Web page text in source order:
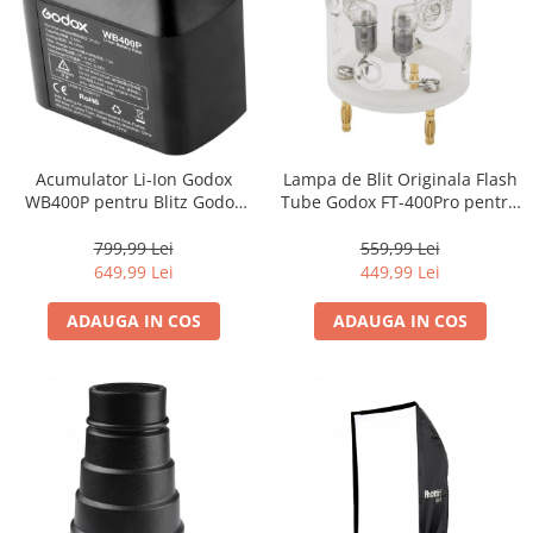
Camere Video Cinematice
Camere video de actiune
Accesorii camere video de actiune
Accesorii drone
Acumulatori camere video
Lampi video
Stabilizatoare (Gimbal) / Steady
Huse Protectie / Ploaie camere
Camere Video Cinematice
Camere Video Compacte
Acumulator Li-Ion Godox
WB400P pentru Blitz Godox
2600mAh
799,99 Lei
649,99 Lei
ADAUGA IN COS
Lampa de Blit Originala Flash
Tube Godox FT-400Pro pentru
Putere 400Ws
559,99 Lei
449,99 Lei
ADAUGA IN COS